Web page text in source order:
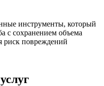
инструменты, который
с сохранением объема
риск повреждений